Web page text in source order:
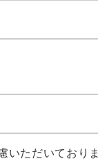
いただいておりま